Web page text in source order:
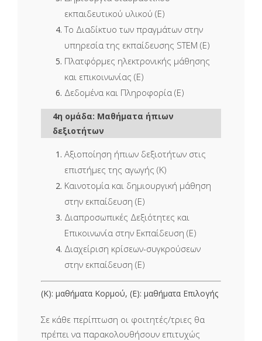
εκπαιδευτικού υλικού (Ε)
Το Διαδίκτυο των πραγμάτων στην
υπηρεσία της εκπαίδευσης STEM (Ε)
Πλατφόρμες ηλεκτρονικής μάθησης
και επικοινωνίας (Ε)
Δεδομένα και Πληροφορία (Ε)
4η ομάδα: Μαθήματα ήπιων
δεξιοτήτων
Αξιοποίηση ήπιων δεξιοτήτων στις
επιστήμες της αγωγής (Κ)
Καινοτομία και δημιουργική μάθηση
στην εκπαίδευση (Ε)
Διαπροσωπικές Δεξιότητες και
Επικοινωνία στην Εκπαίδευση (Ε)
Διαχείριση κρίσεων-συγκρούσεων
στην εκπαίδευση (Ε)
(Κ): μαθήματα Κορμού, (Ε): μαθήματα Επιλογής
Σε κάθε περίπτωση οι φοιτητές/τριες θα
πρέπει να παρακολουθήσουν επιτυχώς